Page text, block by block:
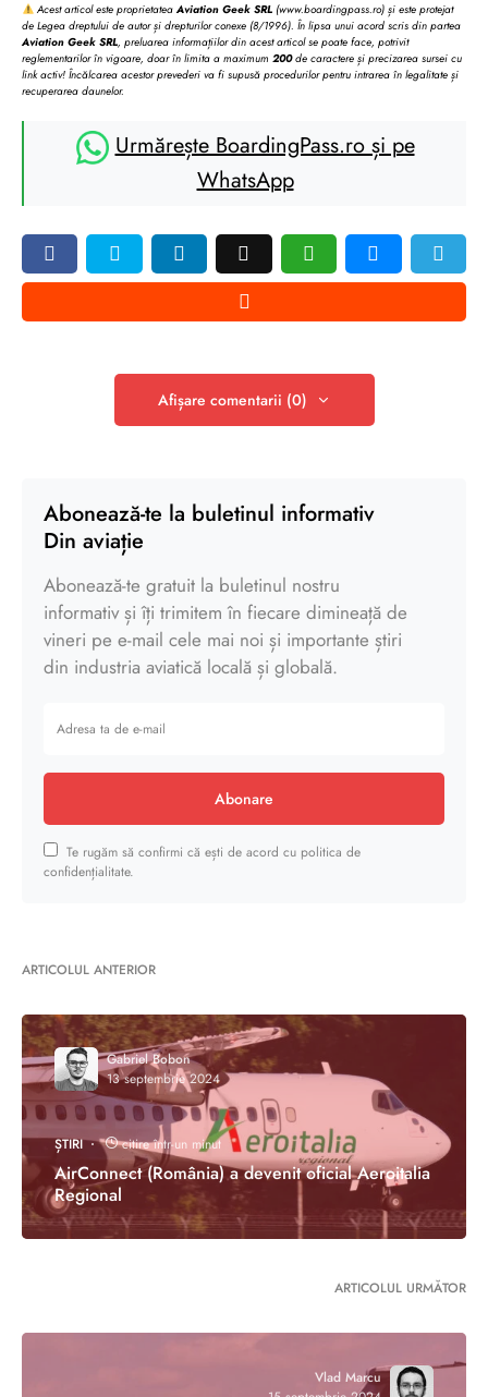
Acest articol este proprietateaAviation Geek SRL (www.boardingpass.ro) și este protejat
de Legea dreptului de autor și drepturilor conexe (8/1996). În lipsa unui acord scris din partea
Aviation Geek SRL, preluarea informațiilor din acest articol se poate face, potrivit
reglementarilor în vigoare, doar în limita a maximum 200de caractere și precizarea sursei cu
link activ! Încălcarea acestor prevederi va fi supusă procedurilor pentru intrarea în legalitate și
recuperarea daunelor.
Urmărește BoardingPass.ro și pe
WhatsApp
Afișare comentarii (0)
Abonează-te la buletinul informativ
Din aviație
Abonează-te gratuit la buletinul nostru
informativ și îți trimitem în fiecare dimineață de
vineri pe e-mail cele mai noi și importante știri
din industria aviatică locală și globală.
Abonare
Te rugăm să confirmi că ești de acord cu politica de
confidențialitate.
ARTICOLUL ANTERIOR
Gabriel Bobon
13 septembrie 2024
ȘTIRI citire într-un minut
AirConnect (România) a devenit oficial Aeroitalia
Regional
ARTICOLUL URMĂTOR
Vlad Marcu